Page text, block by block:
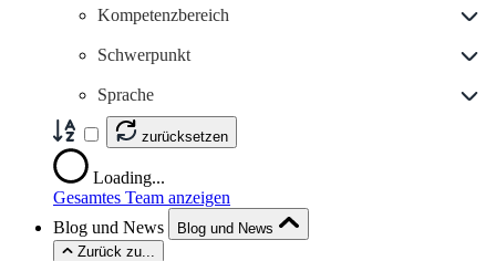
Kompetenzbereich
Schwerpunkt
Sprache
zurücksetzen
Loading...
Gesamtes Team anzeigen
Blog und News
Blog und News
Zurück zu...